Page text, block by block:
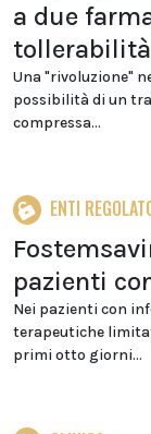
a due
tollerabilità
Una "rivoluzione"
possibilità di un
compressa...
ENTI
pazienti
Nei pazienti con
terapeutiche
primi otto giorni...